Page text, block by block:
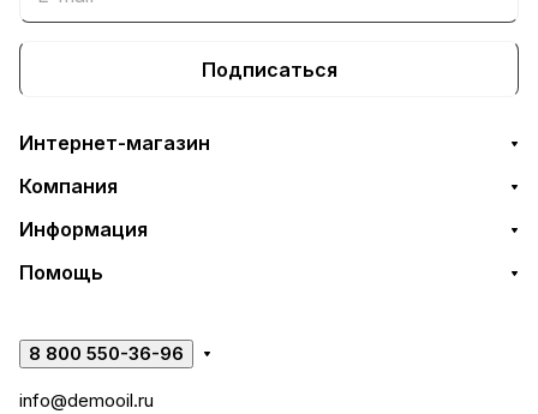
Подписаться
Интернет-магазин
Компания
Информация
Помощь
8 800 550-36-96
info@demooil.ru